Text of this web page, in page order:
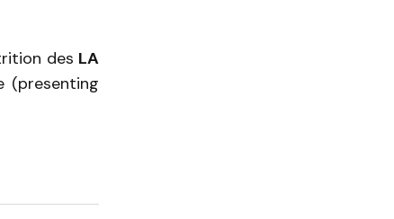
des LA
(presenting